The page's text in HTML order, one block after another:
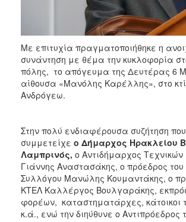
Με επιτυχία πραγματοποιήθηκε η
συνάντηση με θέμα την κυκλοφορία
πόλης, το απόγευμα της Δευτέρας 6
αίθουσα «Μανόλης Καρέλλης», στο
Ανδρόγεω.
Στην πολύ ενδιαφέρουσα συζήτηση
συμμετείχε ο Δήμαρχος Ηρακλείου
Λαμπρινός, ο Αντιδήμαρχος
Γιάννης Αναστασάκης, ο πρόεδρος του
Συλλόγου Μανώλης Κουμαντάκης, ο
ΚΤΕΛ Καλλέργος Βουλγαράκης,
φορέων, καταστηματάρχες, κάτοικοι
κ.ά., ενώ την διηύθυνε ο